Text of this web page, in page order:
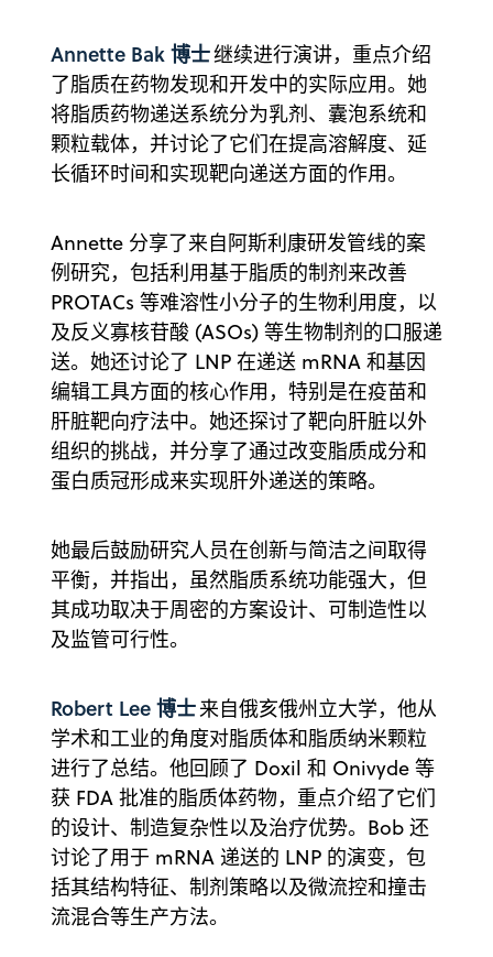
Annette Bak 博士继续进行演讲，重点介绍
了脂质在药物发现和开发中的实际应用。她
将脂质药物递送系统分为乳剂、囊泡系统和
颗粒载体，并讨论了它们在提高溶解度、延
长循环时间和实现靶向递送方面的作用。
Annette 分享了来自阿斯利康研发管线的案
例研究，包括利用基于脂质的制剂来改善
PROTACs 等难溶性小分子的生物利用度，以
及反义寡核苷酸 (ASOs) 等生物制剂的口服递
送。她还讨论了 LNP 在递送 mRNA 和基因
编辑工具方面的核心作用，特别是在疫苗和
肝脏靶向疗法中。她还探讨了靶向肝脏以外
组织的挑战，并分享了通过改变脂质成分和
蛋白质冠形成来实现肝外递送的策略。
她最后鼓励研究人员在创新与简洁之间取得
平衡，并指出，虽然脂质系统功能强大，但
其成功取决于周密的方案设计、可制造性以
及监管可行性。
Robert Lee 博士来自俄亥俄州立大学，他从
学术和工业的角度对脂质体和脂质纳米颗粒
进行了总结。他回顾了 Doxil 和 Onivyde 等
获 FDA 批准的脂质体药物，重点介绍了它们
的设计、制造复杂性以及治疗优势。Bob 还
讨论了用于 mRNA 递送的 LNP 的演变，包
括其结构特征、制剂策略以及微流控和撞击
流混合等生产方法。